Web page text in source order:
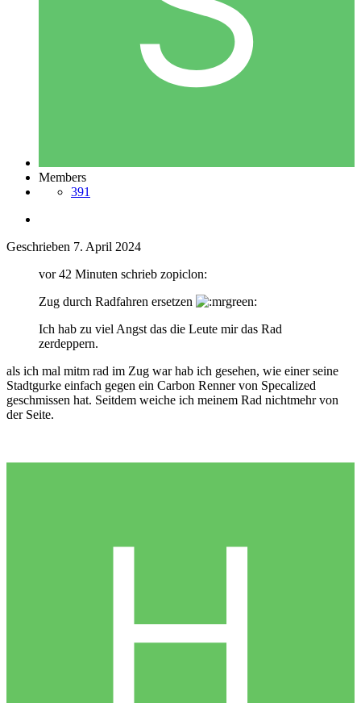
Members
391
Geschrieben 7. April 2024
vor 42 Minuten schrieb zopiclon:
Zug durch Radfahren ersetzen
Ich hab zu viel Angst das die Leute mir das Rad
zerdeppern.
als ich mal mitm rad im Zug war hab ich gesehen, wie einer seine
Stadtgurke einfach gegen ein Carbon Renner von Specalized
geschmissen hat. Seitdem weiche ich meinem Rad nichtmehr von
der Seite.